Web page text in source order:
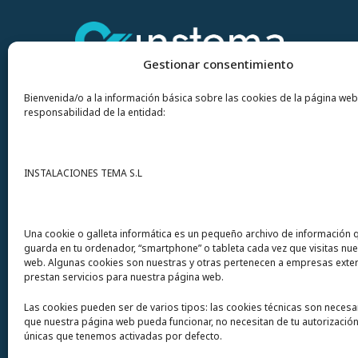
Gestionar consentimiento
Bienvenida/o a la información básica sobre las cookies de la página web
responsabilidad de la entidad:
INSTALACIONES TEMA S.L
Una cookie o galleta informática es un pequeño archivo de información
guarda en tu ordenador, “smartphone” o tableta cada vez que visitas
web. Algunas cookies son nuestras y otras pertenecen a empresas
prestan servicios para nuestra página web.
Las cookies pueden ser de varios tipos: las cookies técnicas son
que nuestra página web pueda funcionar, no necesitan de tu
únicas que tenemos activadas por defecto.
S.L. Avda del Mar 72
12200 Onda (Castellón) España
Urgencias y whatsapp649 406 493